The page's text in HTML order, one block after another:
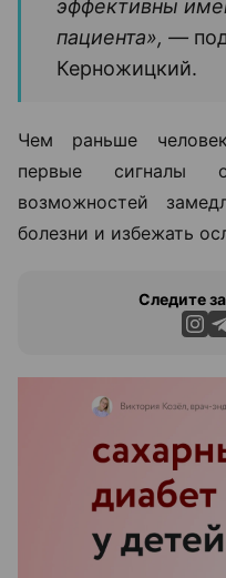
эффективны
пациента», —
Керножицкий.
Чем раньше
первые сигналы
возможностей
болезни и избежать
Следите